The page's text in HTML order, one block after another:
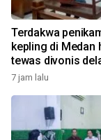
Terdakwa
kepling di Medan
tewas divonis
penjara
7 jam lalu